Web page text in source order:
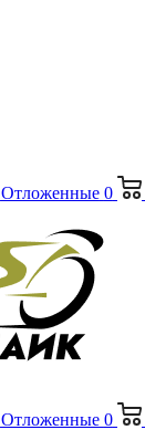
Отложенные 0
Отложенные 0